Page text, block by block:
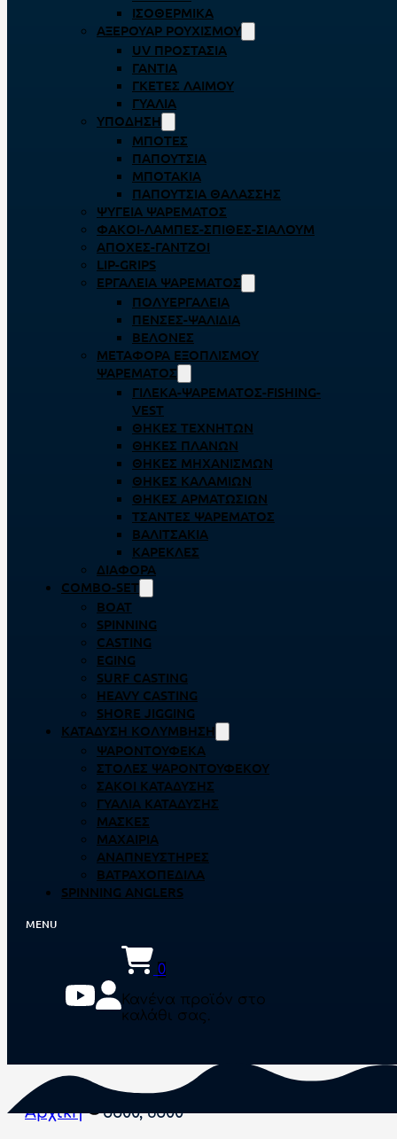
ΙΣΟΘΕΡΜΙΚΆ
ΑΞΕΡΟΥΆΡ ΡΟΥΧΙΣΜΟΎ
UV ΠΡΟΣΤΑΣΊΑ
ΓΆΝΤΙΑ
ΓΚΈΤΕΣ ΛΑΊΜΟΥ
ΓΥΑΛΙΆ
ΥΠΌΔΗΣΗ
ΜΠΌΤΕΣ
ΠΑΠΟΎΤΣΙΑ
ΜΠΟΤΆΚΙΑ
ΠΑΠΟΎΤΣΙΑ ΘΑΛΆΣΣΗΣ
ΨΥΓΕΊΑ ΨΑΡΈΜΑΤΟΣ
ΦΑΚΟΊ-ΛΆΜΠΕΣ-ΣΠΊΘΕΣ-ΣΊΑΛΟΥΜ
ΑΠΌΧΕΣ-ΓΆΝΤΖΟΙ
LIP-GRIPS
EΡΓΑΛΕΊΑ ΨΑΡΈΜΑΤΟΣ
ΠΟΛΥΕΡΓΑΛΕΊΑ
ΠΈΝΣΕΣ-ΨΑΛΊΔΙΑ
ΒΕΛΌΝΕΣ
ΜΕΤΑΦΟΡΆ ΕΞΟΠΛΙΣΜΟΎ
ΨΑΡΈΜΑΤΟΣ
ΓΙΛΈΚΑ-ΨΑΡΈΜΑΤΟΣ-FISHING-
VEST
ΘΉΚΕΣ ΤΕΧΝΗΤΏΝ
ΘΉΚΕΣ ΠΛΆΝΩΝ
ΘΉΚΕΣ ΜΗΧΑΝΙΣΜΏΝ
ΘΉΚΕΣ ΚΑΛΑΜΙΏΝ
ΘΉΚΕΣ ΑΡΜΑΤΩΣΙΏΝ
ΤΣΆΝΤΕΣ ΨΑΡΈΜΑΤΟΣ
ΒΑΛΙΤΣΆΚΙΑ
ΚΑΡΈΚΛΕΣ
ΔΙΆΦΟΡΑ
COMBO-SET
BOAT
SPINNING
CASTING
EGING
SURF CASTING
HEAVY CASTING
SHORE JIGGING
ΚΑΤΆΔΥΣΗ ΚΟΛΎΜΒΗΣΗ
ΨΑΡΟΝΤΟΎΦΕΚΑ
ΣΤΟΛΈΣ ΨΑΡΟΝΤΟΎΦΕΚΟΥ
ΣΆΚΟΙ ΚΑΤΆΔΥΣΗΣ
ΓΥΑΛΙΆ ΚΑΤΆΔΥΣΗΣ
ΜΆΣΚΕΣ
ΜΑΧΑΊΡΙΑ
ΑΝΑΠΝΕΥΣΤΉΡΕΣ
ΒΑΤΡΑΧΟΠΈΔΙΛΑ
SPINNING ANGLERS
0
Κανένα προϊόν στο
καλάθι σας.
Αρχική 5500, 6500